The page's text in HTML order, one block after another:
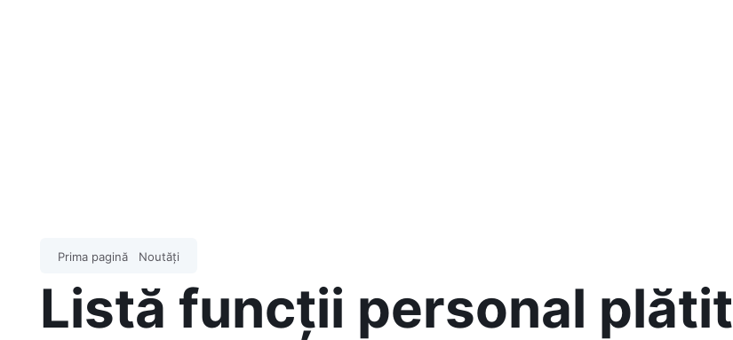
Prima pagină Noutăți
Listă funcții personal plătit